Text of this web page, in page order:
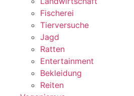
Fischerei
Tierversuche
Jagd
Ratten
Entertainment
Bekleidung
Reiten